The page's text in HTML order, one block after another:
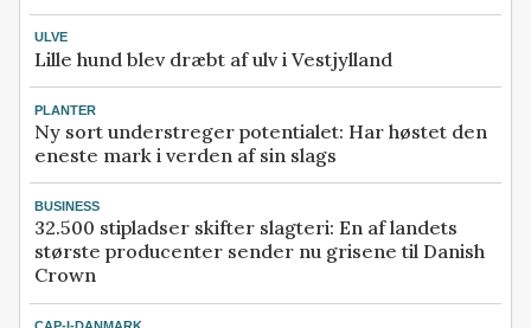
ULVE
Lille hund blev dræbt af ulv i Vestjylland
PLANTER
Ny sort understreger potentialet: Har høstet den
eneste mark i verden af sin slags
BUSINESS
32.500 stipladser skifter slagteri: En af landets
største producenter sender nu grisene til Danish
Crown